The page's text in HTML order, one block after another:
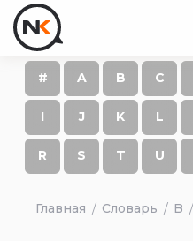
# A B C
I J K L
R S T U
Главная Словарь B